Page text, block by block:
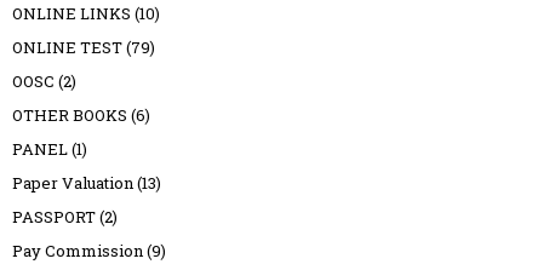
ONLINE LINKS (10)
ONLINE TEST(79)
OOSC (2)
OTHER BOOKS (6)
PANEL(1)
Paper Valuation(13)
PASSPORT(2)
Pay Commission(9)